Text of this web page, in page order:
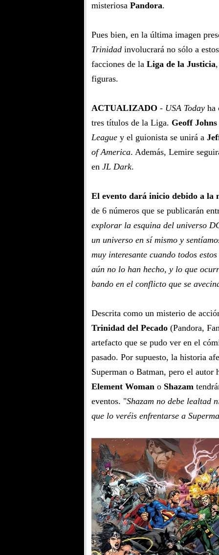
misteriosa Pandora.
Pues bien, en la última imagen
Trinidad involucrará no sólo a
facciones de la Liga de la Justicia
figuras.
ACTUALIZADO - USA Today ha
tres títulos de la Liga. Geoff Johns
League y el guionista se unirá a
of America. Además, Lemire
en JL Dark.
El evento dará inicio debido a la
de 6 números que se publicarán
explorar la esquina del universo
un universo en sí mismo y
muy interesante cuando todos
aún no lo han hecho, y lo que
bando en el conflicto que se
Descrita como un misterio de
Trinidad del Pecado (Pandora,
artefacto que se pudo ver en el
pasado. Por supuesto, la historia
Superman o Batman, pero el autor
Element Woman o Shazam
eventos. "Shazam no debe lealtad
que lo veréis enfrentarse a